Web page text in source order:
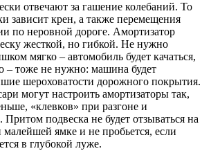
отвечают за гашение колебаний. То
зависит крен, а также перемещения
по неровной дороге. Амортизатор
жесткой, но гибкой. Не нужно
мягко – автомобиль будет качаться,
– тоже не нужно: машина будет
шероховатости дорожного покрытия.
могут настроить амортизаторы так,
«клевков» при разгоне и
подвеска не будет отзываться на
ямке и не пробьется, если
в глубокой луже.